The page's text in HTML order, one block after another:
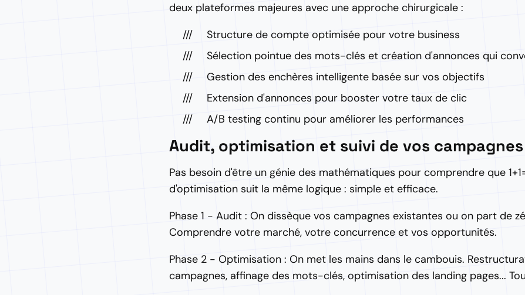
deux plateformes majeures avec une approche chirurgicale :
Structure de compte optimisée pour votre business
Sélection pointue des mots-clés et création d'annonces qui
Gestion des enchères intelligente basée sur vos objectifs
Extension d'annonces pour booster votre taux de clic
A/B testing continu pour améliorer les performances
Audit, optimisation et suivi de vos campagnes
Pas besoin d'être un génie des mathématiques pour comprendre que
d'optimisation suit la même logique : simple et efficace.
Phase 1 - Audit : On dissèque vos campagnes existantes ou on part de
Comprendre votre marché, votre concurrence et vos opportunités.
Phase 2 - Optimisation : On met les mains dans le cambouis.
campagnes, affinage des mots-clés, optimisation des landing pages...